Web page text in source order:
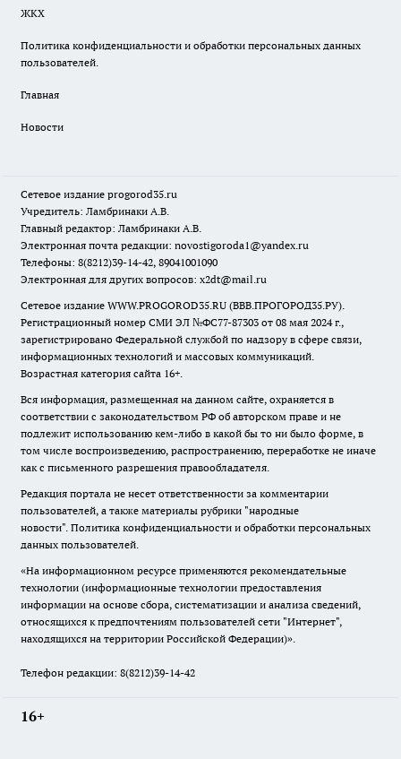
ЖКХ
Политика конфиденциальности и обработки персональных данных
пользователей.
Главная
Новости
Сетевое издание progorod35.ru
Учредитель: Ламбринаки А.В.
Главный редактор: Ламбринаки А.В.
Электронная почта редакции: novostigoroda1@yandex.ru
Телефоны: 8(8212)39-14-42, 89041001090
Электронная для других вопросов: x2dt@mail.ru
Сетевое издание WWW.PROGOROD35.RU (ВВВ.ПРОГОРОД35.РУ).
Регистрационный номер СМИ ЭЛ №ФС77-87303 от 08 мая 2024 г.,
зарегистрировано Федеральной службой по надзору в сфере связи,
информационных технологий и массовых коммуникаций.
Возрастная категория сайта 16+.
Вся информация, размещенная на данном сайте, охраняется в
соответствии с законодательством РФ об авторском праве и не
подлежит использованию кем-либо в какой бы то ни было форме, в
том числе воспроизведению, распространению, переработке не иначе
как с письменного разрешения правообладателя.
Редакция портала не несет ответственности за комментарии
пользователей, а также материалы рубрики "народные
новости". Политика конфиденциальности и обработки персональных
данных пользователей.
«На информационном ресурсе применяются рекомендательные
технологии (информационные технологии предоставления
информации на основе сбора, систематизации и анализа сведений,
относящихся к предпочтениям пользователей сети "Интернет",
находящихся на территории Российской Федерации)».
Телефон редакции: 8(8212)39-14-42
16+